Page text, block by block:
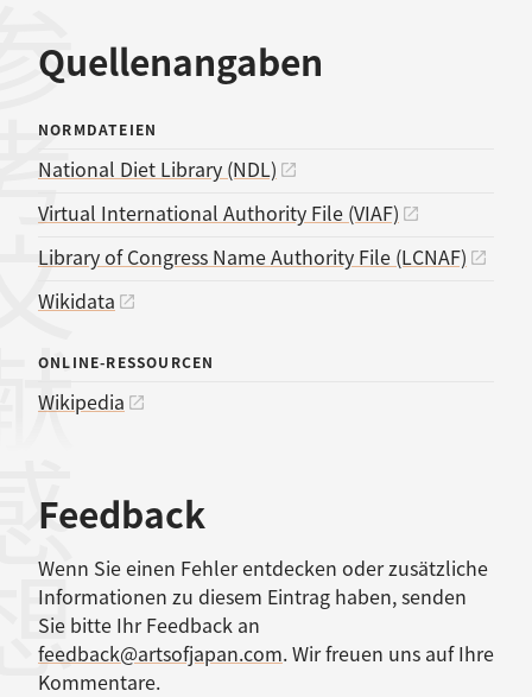
Quellenangaben
献
NORMDATEIEN
National Diet Library (NDL)
Virtual International Authority File (VIAF)
Library of Congress Name Authority File (LCNAF)
Wikidata
ONLINE-RESSOURCEN
Wikipedia
Feedback
Wenn Sie einen Fehler entdecken oder zusätzliche
Informationen zu diesem Eintrag haben, senden
Sie bitte Ihr Feedback an
feedback@artsofjapan.com. Wir freuen uns auf Ihre
Kommentare.